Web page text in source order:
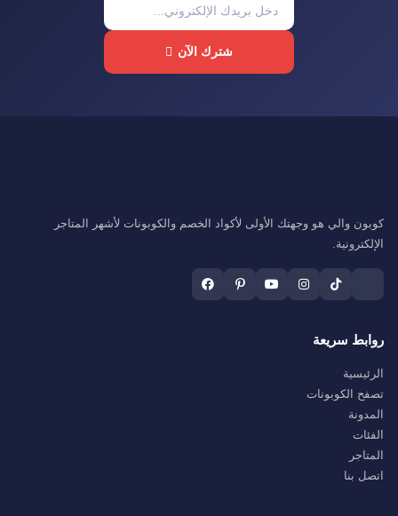
شترك الآن
كوبون والي هو وجهتك الأولى لأكواد الخصم والكوبونات لأشهر المتاجر
الإلكترونية.
روابط سريعة
الرئيسية
تصفح الكوبونات
المدونة
الفئات
المتاجر
اتصل بنا